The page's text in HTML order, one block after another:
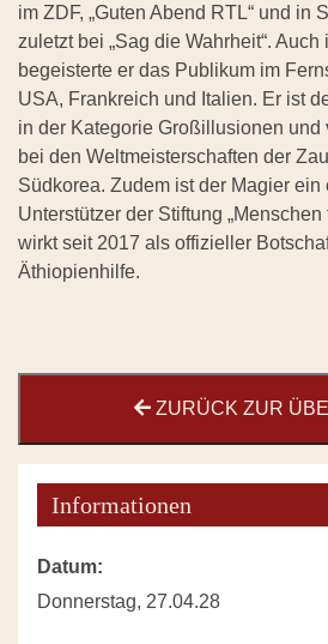
im ZDF, „Guten Abend RTL“ und in
zuletzt bei „Sag die Wahrheit“. Auch
begeisterte er das Publikum im
USA, Frankreich und Italien. Er ist
in der Kategorie Großillusionen und
bei den Weltmeisterschaften der
Südkorea. Zudem ist der Magier ein
Unterstützer der Stiftung „Menschen
wirkt seit 2017 als offizieller
Äthiopienhilfe.
ZURÜCK ZUR
Informationen
Datum:
Donnerstag, 27.04.28